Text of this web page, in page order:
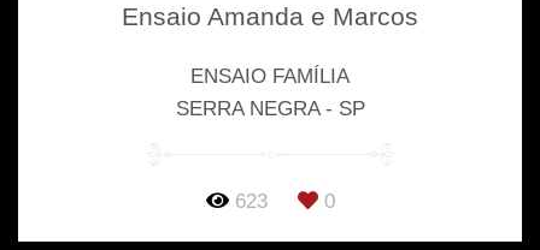
Ensaio Amanda e Marcos
ENSAIO FAMÍLIA
SERRA NEGRA - SP
623 0